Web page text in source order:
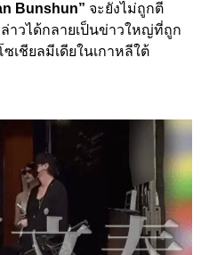
Bunshun” จะยังไม่ถูกตี
าวได้กลายเป็นข่าวใหญ่ที่ถูก
ชียลมีเดียในเกาหลีใต้